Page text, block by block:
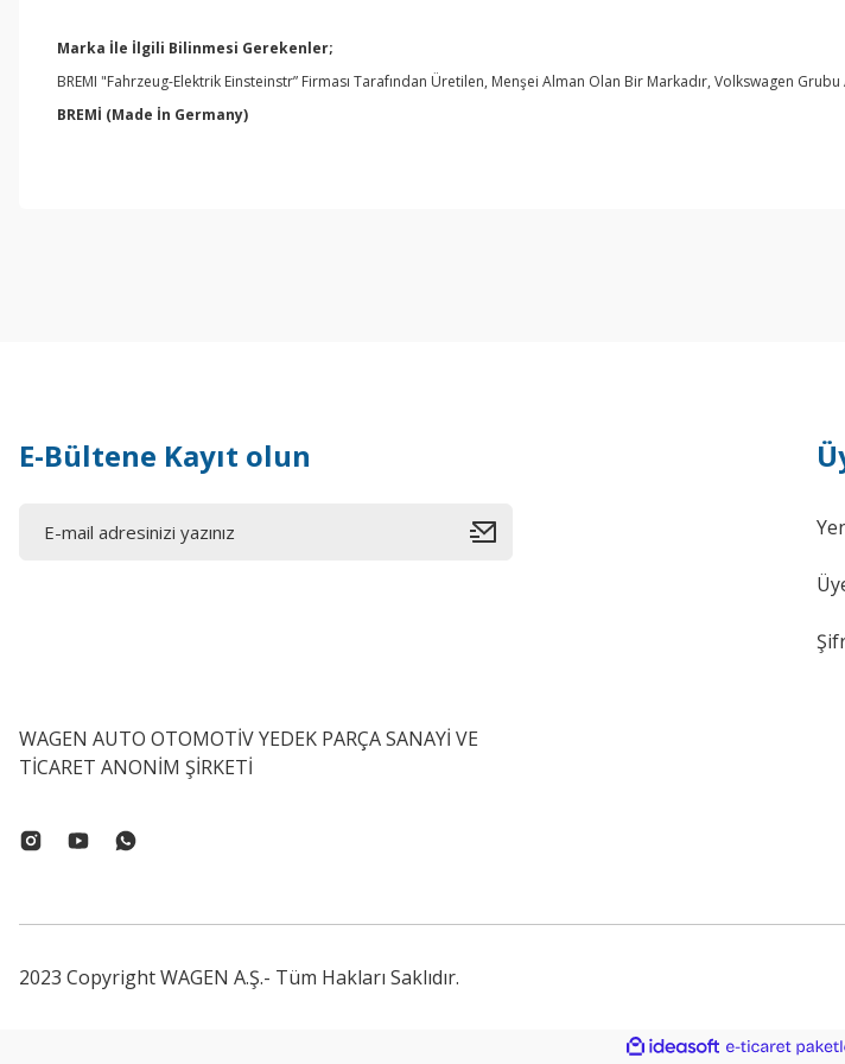
Marka İle İlgili Bilinmesi Gerekenler;
BREMI "Fahrzeug-Elektrik Einsteinstr” Firması Tarafından Üretilen, Menşei Alman Olan Bir Markadır, Volkswagen
BREMİ (Made İn Germany)
E-Bültene Kayıt olun
WAGEN AUTO OTOMOTİV YEDEK PARÇA SANAYİ VE
TİCARET ANONİM ŞİRKETİ
2023 Copyright WAGEN A.Ş.- Tüm Hakları Saklıdır.
ideasoft